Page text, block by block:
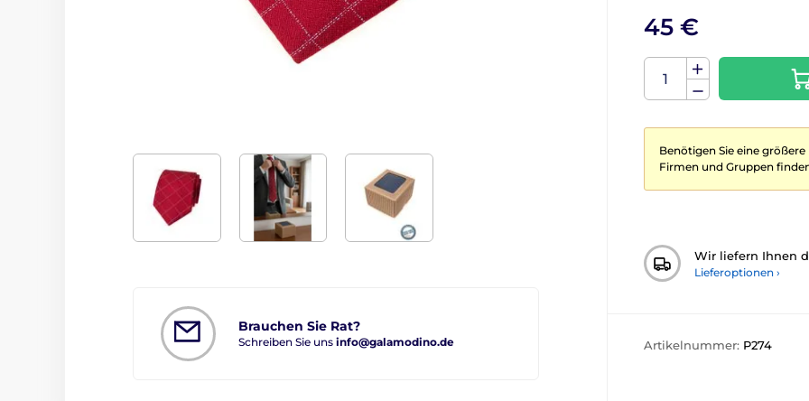
Brauchen Sie Rat?
Schreiben Sie uns info@galamodino.de
45 €
Benötigen Sie eine
Firmen und Gruppen
Wir liefern Ihnen
Lieferoptionen ›
Artikelnummer: P274